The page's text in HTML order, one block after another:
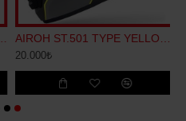
AIROH ST.501 TYPE YELLOW MATT KASK
20.000₺